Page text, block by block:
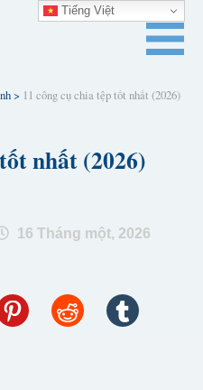
> 11 công cụ chia tệp tốt nhất (2026)
nhất (2026)
16 Tháng một, 2026
Tiếng Việt